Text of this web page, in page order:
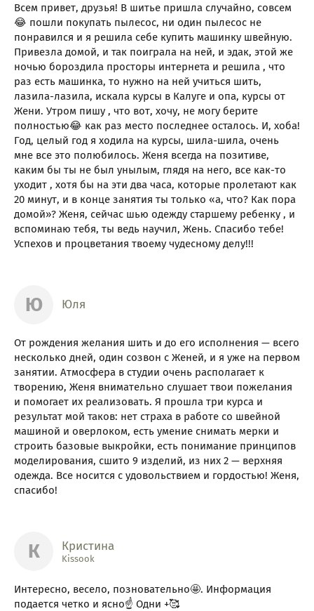
Всем привет, друзья! В шитье пришла случайно, совсем
😂 пошли покупать пылесос, ни один пылесос не
понравился и я решила себе купить машинку швейную.
Привезла домой, и так поиграла на ней, и эдак, этой же
ночью бороздила просторы интернета и решила , что
раз есть машинка, то нужно на ней учиться шить,
лазила-лазила, искала курсы в Калуге и опа, курсы от
Жени. Утром пишу , что вот, хочу, не могу берите
полностью😂 как раз место последнее осталось. И, хоба!
Год, целый год я ходила на курсы, шила-шила, очень
мне все это полюбилось. Женя всегда на позитиве,
каким бы ты не был унылым, глядя на него, все как-то
уходит , хотя бы на эти два часа, которые пролетают как
20 минут, и в конце занятия ты только «а, что? Как пора
домой»? Женя, сейчас шью одежду старшему ребенку , и
вспоминаю тебя, ты ведь научил, Жень. Спасибо тебе!
Успехов и процветания твоему чудесному делу!!!
Ю Юля
От рождения желания шить и до его исполнения — всего
несколько дней, один созвон с Женей, и я уже на первом
занятии. Атмосфера в студии очень располагает к
творению, Женя внимательно слушает твои пожелания
и помогает их реализовать. Я прошла три курса и
результат мой таков: нет страха в работе со швейной
машиной и оверлоком, есть умение снимать мерки и
строить базовые выкройки, есть понимание принципов
моделирования, сшито 9 изделий, из них 2 — верхняя
одежда. Все носится с удовольствием и гордостью! Женя,
спасибо!
К Кристина
Kissook
Интересно, весело, позновательно🤩. Информация
подается четко и ясно☝️ Одни +🥰